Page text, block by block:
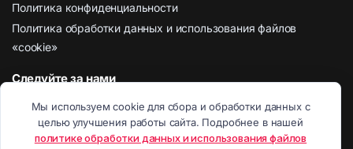
Политика конфиденциальности
Политика обработки данных и использования файлов
«cookie»
Следуйте за нами
Наши социальные сети
Мы используем cookie для сбора и обработки данных с
целью улучшения работы сайта. Подробнее в нашей
политике обработки данных и использования файлов